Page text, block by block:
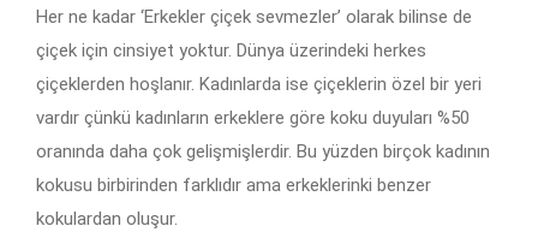
Her ne kadar ‘Erkekler çiçek sevmezler’ olarak bilinse de
çiçek için cinsiyet yoktur. Dünya üzerindeki herkes
çiçeklerden hoşlanır. Kadınlarda ise çiçeklerin özel bir yeri
vardır çünkü kadınların erkeklere göre koku duyuları %50
oranında daha çok gelişmişlerdir. Bu yüzden birçok kadının
kokusu birbirinden farklıdır ama erkeklerinki benzer
kokulardan oluşur.